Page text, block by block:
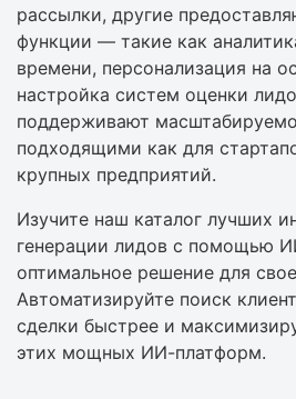
рассылки, другие
функции — такие как
времени, персонализация на
настройка систем оценки
поддерживают
подходящими как для
крупных предприятий.
Изучите наш каталог лучших
генерации лидов с помощью
оптимальное решение для
Автоматизируйте поиск
сделки быстрее и
этих мощных ИИ-платформ.